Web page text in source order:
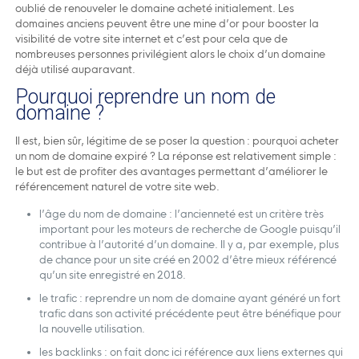
oublié de renouveler le domaine acheté initialement. Les
domaines anciens peuvent être une mine d’or pour booster la
visibilité de votre site internet et c’est pour cela que de
nombreuses personnes privilégient alors le choix d’un domaine
déjà utilisé auparavant.
Pourquoi reprendre un nom de
domaine ?
Il est, bien sûr, légitime de se poser la question : pourquoi acheter
un nom de domaine expiré ? La réponse est relativement simple :
le but est de profiter des avantages permettant d’améliorer le
référencement naturel de votre site web.
l’âge du nom de domaine : l’ancienneté est un critère très
important pour les moteurs de recherche de Google puisqu’il
contribue à l’autorité d’un domaine. Il y a, par exemple, plus
de chance pour un site créé en 2002 d’être mieux référencé
qu’un site enregistré en 2018.
le trafic : reprendre un nom de domaine ayant généré un fort
trafic dans son activité précédente peut être bénéfique pour
la nouvelle utilisation.
les backlinks : on fait donc ici référence aux liens externes qui